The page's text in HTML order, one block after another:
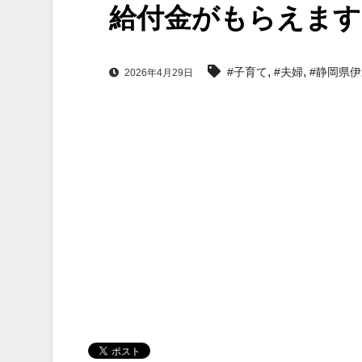
給付金がもらえます
2026年4月29日 #子育て, #夫婦, #静岡県